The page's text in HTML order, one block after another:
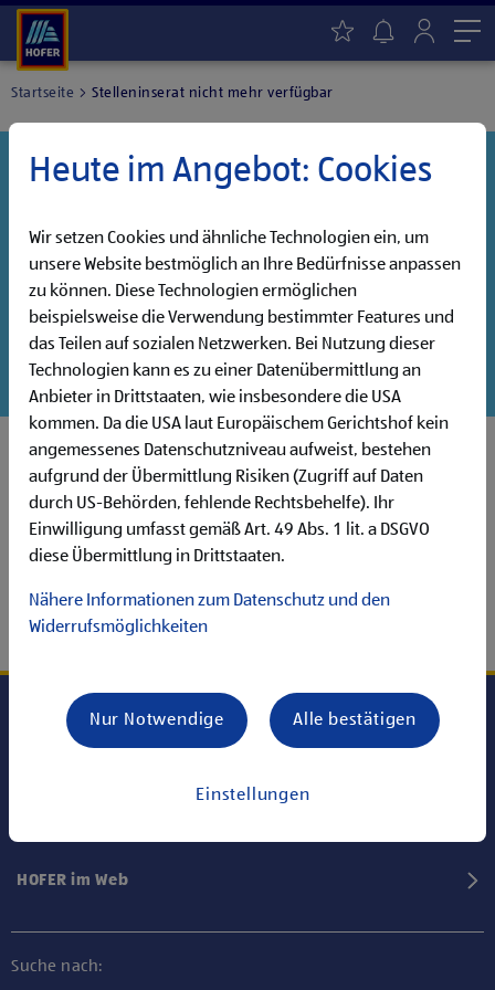
Startseite Stelleninserat nicht mehr verfügbar
haben noch weitere Jobs, die auf dich warten!
Danke für dein Interesse!
Entdecke unsere offenen Jobs oder abonniere deinen
persönlichen Jobalarm:
Jobsuche Jobalarm
HOFER im Web
Suche nach:
Heute im Angebot: Cookies
Wir setzen Cookies und ähnliche Technologien ein, um
unsere Website bestmöglich an Ihre Bedürfnisse anpassen
zu können. Diese Technologien ermöglichen
beispielsweise die Verwendung bestimmter Features und
das Teilen auf sozialen Netzwerken. Bei Nutzung dieser
Technologien kann es zu einer Datenübermittlung an
Anbieter in Drittstaaten, wie insbesondere die USA
kommen. Da die USA laut Europäischem Gerichtshof kein
angemessenes Datenschutzniveau aufweist, bestehen
aufgrund der Übermittlung Risiken (Zugriff auf Daten
durch US-Behörden, fehlende Rechtsbehelfe). Ihr
Einwilligung umfasst gemäß Art. 49 Abs. 1 lit. a DSGVO
diese Übermittlung in Drittstaaten.
Nähere Informationen zum Datenschutz und den
Widerrufsmöglichkeiten
Einstellungen
Nur Notwendige Alle bestätigen